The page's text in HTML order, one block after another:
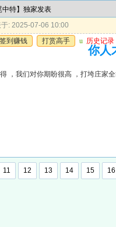
中特】独家发表
于: 2025-07-06 10:00
签到赚钱
打赏高手 u 历史记录
你人
，我们对你期盼很高 ，打垮庄家
11 12 13 14 15 16